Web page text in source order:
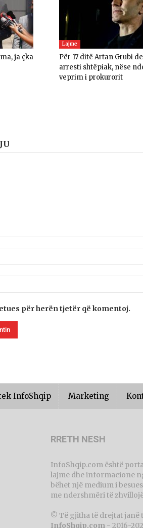
ja çka
Lajme
Për 17 ditë Artan Grubi
arresti shtëpiak, nëse
veprim i prokurorit
për herën tjetër që komentoj.
InfoShqip Marketing
RRETH NESH
InfoShqip.com është
lajme dhe informacione
bëhet një medium i
me ndershmëri të
© Të gjitha të drejtat janë
InfoShqip.com - 2016-